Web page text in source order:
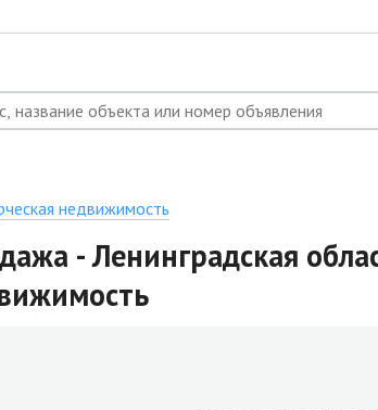
недвижимость
- Ленинградская